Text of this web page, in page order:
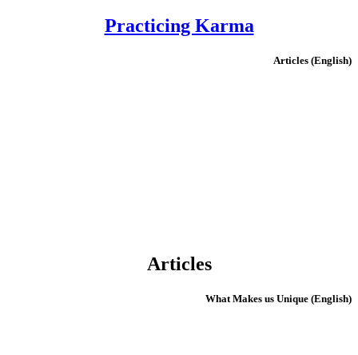
Practicing Karma
(English) Articles
Articles
(English) What Makes us Unique